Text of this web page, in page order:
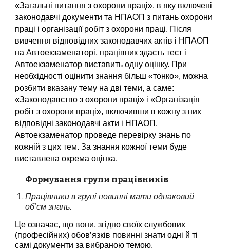
«Загальні питання з охорони праці», в яку включені
законодавчі документи та НПАОП з питань охорони
праці і організації робіт з охорони праці. Після
вивчення відповідних законодавчих актів і НПАОП
на Автоекзаменаторі, працівник здасть тест і
Автоекзаменатор виставить одну оцінку. При
необхідності оцінити знання більш «тонко», можна
розбити вказану тему на дві теми, а саме:
«Законодавство з охорони праці» і «Організація
робіт з охорони праці», включивши в кожну з них
відповідні законодавчі акти і НПАОП.
Автоекзаменатор проведе перевірку знань по
кожній з цих тем. За знання кожної теми буде
виставлена окрема оцінка.
Формування групи працівників
Працівники в групі повинні мати однаковий
об’єм знань.
Це означає, що вони, згідно своїх службових
(професійних) обов’язків повинні знати одні й ті
самі документи за вибраною темою.